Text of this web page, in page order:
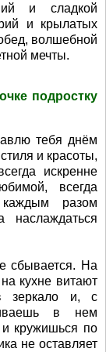
и сладкой
и крылатых
волшебной
мечты.
подростку
тебя днём
и красоты,
искренне
всегда
разом
наслаждаться
сбывается. На
кухне витают
зеркало и, с
в нем
кружишься по
не оставляет